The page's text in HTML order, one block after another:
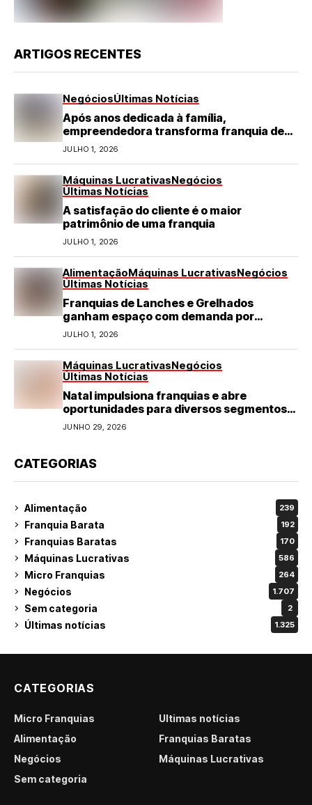
ARTIGOS RECENTES
NegóciosÚltimas Notícias
Após anos dedicada à família,
empreendedora transforma franquia de
turismo em negócio de destaque no RN
JULHO 1, 2026
Máquinas LucrativasNegócios
Últimas Notícias
A satisfação do cliente é o maior
patrimônio de uma franquia
JULHO 1, 2026
AlimentaçãoMáquinas LucrativasNegócios
Últimas Notícias
Franquias de Lanches e Grelhados
ganham espaço com demanda por
refeições rápidas e de qualidade
JULHO 1, 2026
Máquinas LucrativasNegócios
Últimas Notícias
Natal impulsiona franquias e abre
oportunidades para diversos segmentos
do varejo
JUNHO 29, 2026
CATEGORIAS
Alimentação 239
Franquia Barata 192
Franquias Baratas 170
Máquinas Lucrativas 586
Micro Franquias 264
Negócios 1.707
Sem categoria 2
Últimas notícias 1.325
CATEGORIAS
Micro Franquias
Últimas notícias
Alimentação
Franquias Baratas
Negócios
Máquinas Lucrativas
Sem categoria